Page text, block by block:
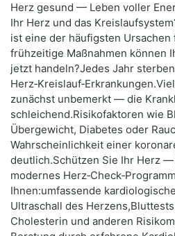
Herz gesund — Leben voller
Ihr Herz und das
ist eine der häufigsten
frühzeitige Maßnahmen können
jetzt handeln?Jedes Jahr
zunächst unbemerkt — die
schleichend.Risikofaktoren wie
Übergewicht, Diabetes oder
Wahrscheinlichkeit einer
deutlich.Schützen Sie Ihr Herz
modernes
Ihnen:umfassende
Ultraschall des
Cholesterin und anderen